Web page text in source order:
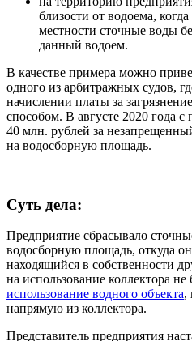
близости от водоема,
местности сточные воды
данный водоем.
В качестве примера можно
одного из арбитражных судов,
начислении платы за
способом. В августе 2020 года с
40 млн. рублей за
на водосборную площадь.
Суть дела:
Предприятие сбрасывало
водосборную площадь, откуда
находящийся в собственности
на использование коллектора
использование водного объекта,
напрямую из коллектора.
Представитель предприятия